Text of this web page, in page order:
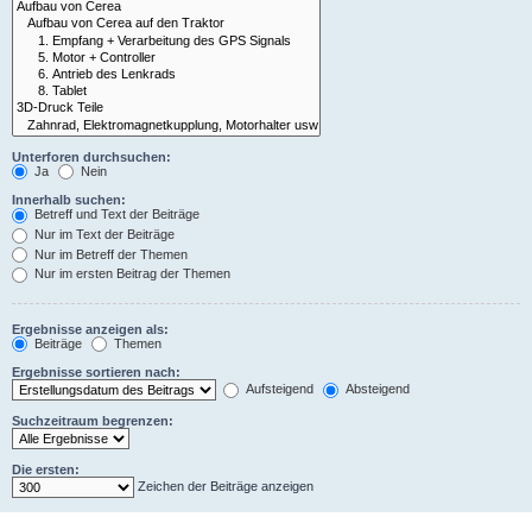
Unterforen durchsuchen:
Ja
Nein
Innerhalb suchen:
Betreff und Text der Beiträge
Nur im Text der Beiträge
Nur im Betreff der Themen
Nur im ersten Beitrag der Themen
Ergebnisse anzeigen als:
Beiträge
Themen
Ergebnisse sortieren nach:
Aufsteigend
Absteigend
Suchzeitraum begrenzen:
Die ersten:
Zeichen der Beiträge anzeigen